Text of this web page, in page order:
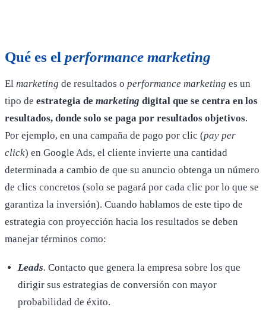
Qué es el performance marketing
El marketing de resultados o performance marketing es un
tipo de estrategia de marketing digital que se centra en los
resultados, donde solo se paga por resultados objetivos.
Por ejemplo, en una campaña de pago por clic (pay per
click) en Google Ads, el cliente invierte una cantidad
determinada a cambio de que su anuncio obtenga un número
de clics concretos (solo se pagará por cada clic por lo que se
garantiza la inversión). Cuando hablamos de este tipo de
estrategia con proyección hacia los resultados se deben
manejar términos como:
Leads. Contacto que genera la empresa sobre los que
dirigir sus estrategias de conversión con mayor
probabilidad de éxito.